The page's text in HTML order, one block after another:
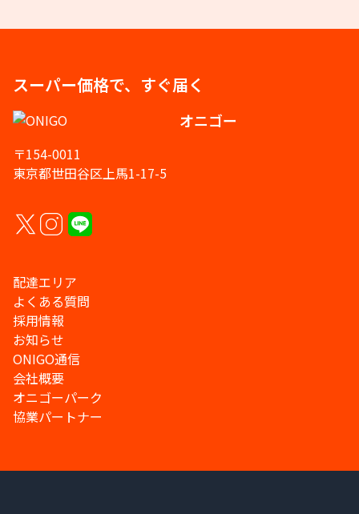
スーパー価格で、すぐ届く
オニゴー
〒154-0011
東京都世田谷区上馬1-17-5
配達エリア
よくある質問
採用情報
お知らせ
ONIGO通信
会社概要
オニゴーパーク
協業パートナー